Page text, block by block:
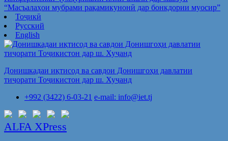
“Масъалаҳои мубрами рақамикунонӣ дар бонкдории муосир”
Тоҷикӣ
Русский
English
Донишкадаи иқтисод ва савдои Донишгоҳи давлатии
тиҷорати Тоҷикистон дар ш. Хуҷанд
+992 (3422) 6-03-21 e-mail: info@iet.tj
ALFA XPress